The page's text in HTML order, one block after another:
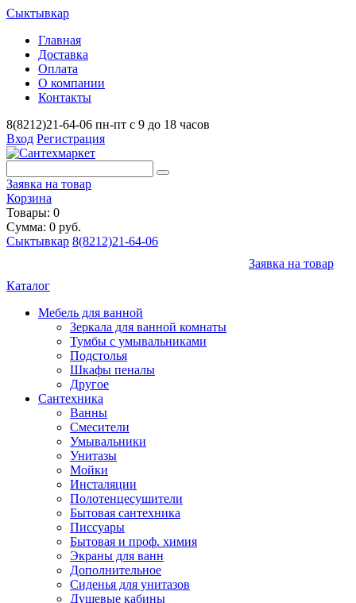
Сыктывкар
Главная
Доставка
Оплата
О компании
Контакты
8(8212)21-64-06 пн-пт с 9 до 18 часов
Вход Регистрация
Заявка на товар
Корзина
Товары: 0
Сумма: 0 руб.
Сыктывкар 8(8212)21-64-06
Заявка на товар
Каталог
Мебель для ванной
Зеркала для ванной комнаты
Тумбы с умывальниками
Подстолья
Шкафы пеналы
Другое
Сантехника
Ванны
Смесители
Умывальники
Унитазы
Мойки
Инсталяции
Полотенцесушители
Бытовая сантехника
Писсуары
Бытовая и проф. химия
Экраны для ванн
Дополнительное
Сиденья для унитазов
Душевые кабины